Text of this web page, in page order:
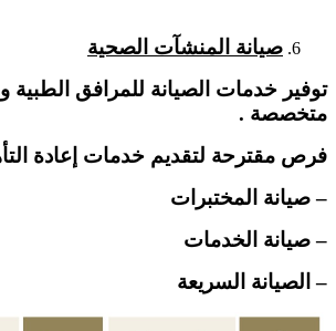
صيانة المنشآت الصحية
توفير خدمات الصيانة للمرافق الطبية
متخصصة .
فرص مقترحة لتقديم خدمات إعادة
– صيانة المختبرات
– صيانة الخدمات
– الصيانة السريعة